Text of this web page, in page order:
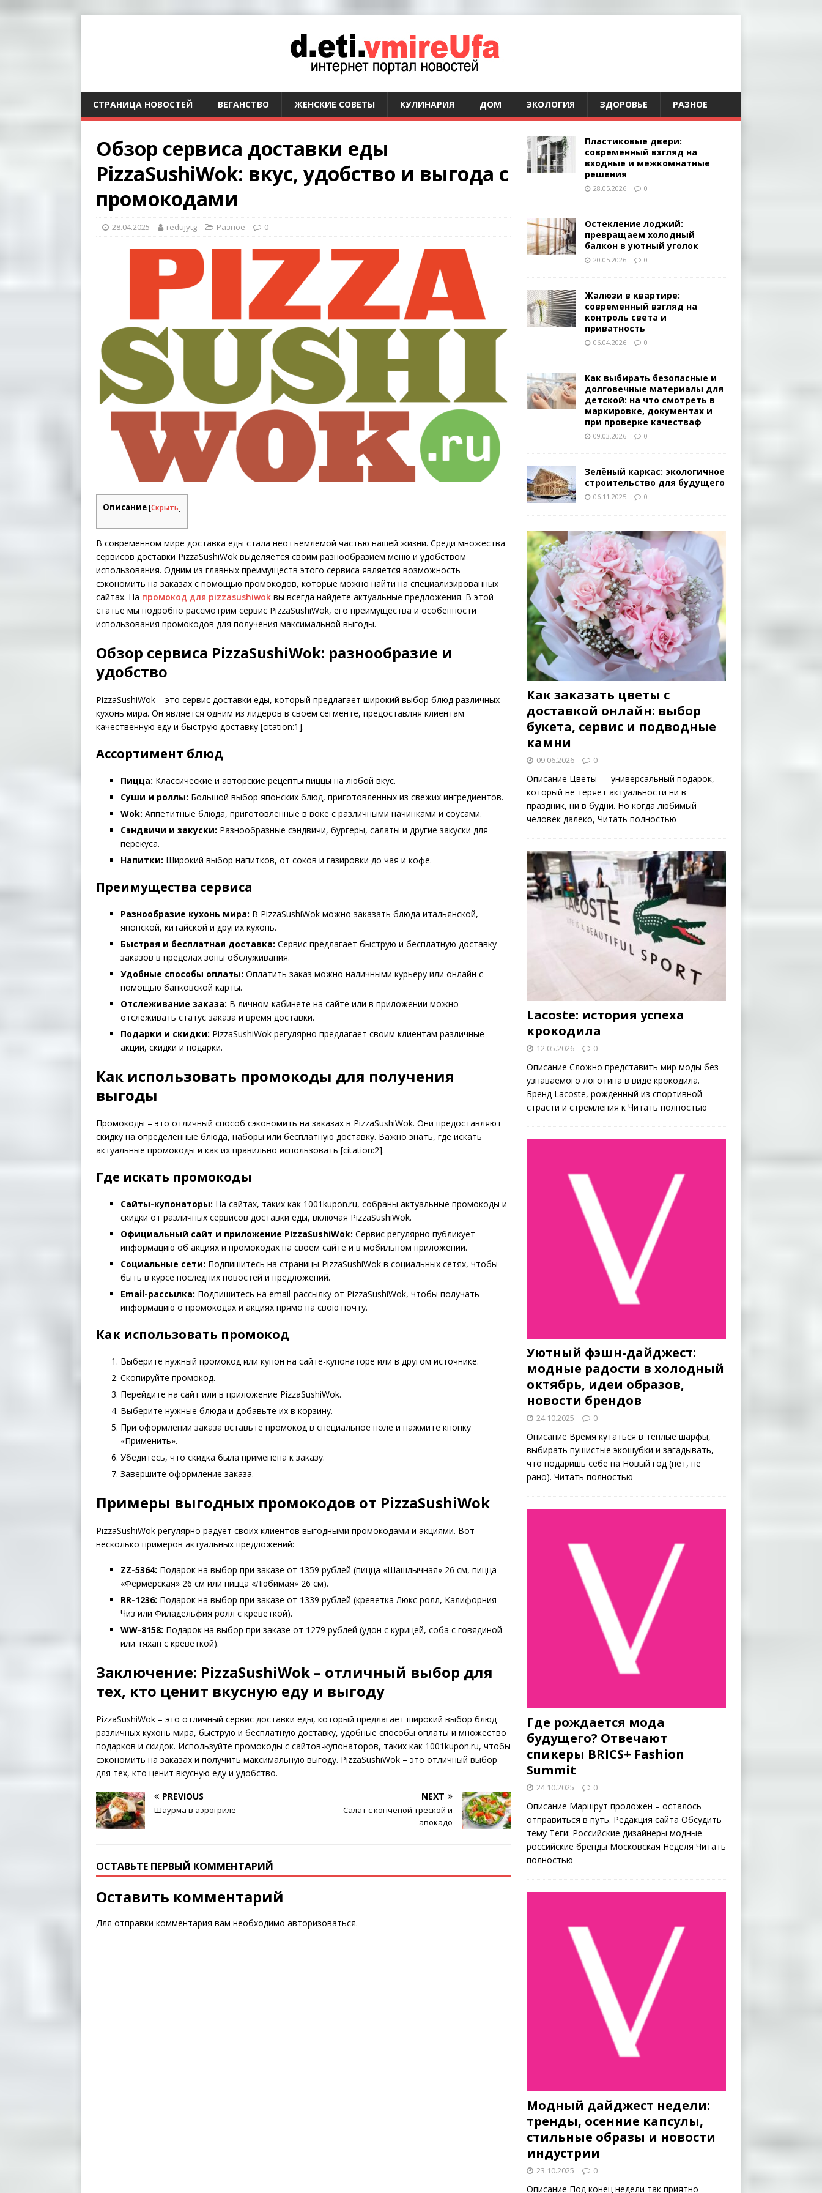
СТРАНИЦА НОВОСТЕЙ ВЕГАНСТВО ЖЕНСКИЕ СОВЕТЫ КУЛИНАРИЯ ДОМ ЭКОЛОГИЯ ЗДОРОВЬЕ РАЗНОЕ
Обзор сервиса доставки еды
PizzaSushiWok: вкус, удобство и выгода с
промокодами
28.04.2025 redujytg Разное 0
Описание [Скрыть]
В современном мире доставка еды стала неотъемлемой частью нашей жизни. Среди множества
сервисов доставки PizzaSushiWok выделяется своим разнообразием меню и удобством
использования. Одним из главных преимуществ этого сервиса является возможность
сэкономить на заказах с помощью промокодов, которые можно найти на специализированных
сайтах. На промокод для pizzasushiwok вы всегда найдете актуальные предложения. В этой
статье мы подробно рассмотрим сервис PizzaSushiWok, его преимущества и особенности
использования промокодов для получения максимальной выгоды.
Обзор сервиса PizzaSushiWok: разнообразие и
удобство
PizzaSushiWok – это сервис доставки еды, который предлагает широкий выбор блюд различных
кухонь мира. Он является одним из лидеров в своем сегменте, предоставляя клиентам
качественную еду и быструю доставку [citation:1].
Ассортимент блюд
Пицца: Классические и авторские рецепты пиццы на любой вкус.
Суши и роллы: Большой выбор японских блюд, приготовленных из свежих ингредиентов.
Wok: Аппетитные блюда, приготовленные в воке с различными начинками и соусами.
Сэндвичи и закуски: Разнообразные сэндвичи, бургеры, салаты и другие закуски для
перекуса.
Напитки: Широкий выбор напитков, от соков и газировки до чая и кофе.
Преимущества сервиса
Разнообразие кухонь мира: В PizzaSushiWok можно заказать блюда итальянской,
японской, китайской и других кухонь.
Быстрая и бесплатная доставка: Сервис предлагает быструю и бесплатную доставку
заказов в пределах зоны обслуживания.
Удобные способы оплаты: Оплатить заказ можно наличными курьеру или онлайн с
помощью банковской карты.
Отслеживание заказа: В личном кабинете на сайте или в приложении можно
отслеживать статус заказа и время доставки.
Подарки и скидки: PizzaSushiWok регулярно предлагает своим клиентам различные
акции, скидки и подарки.
Как использовать промокоды для получения
выгоды
Промокоды – это отличный способ сэкономить на заказах в PizzaSushiWok. Они предоставляют
скидку на определенные блюда, наборы или бесплатную доставку. Важно знать, где искать
актуальные промокоды и как их правильно использовать [citation:2].
Где искать промокоды
Сайты-купонаторы: На сайтах, таких как 1001kupon.ru, собраны актуальные промокоды и
скидки от различных сервисов доставки еды, включая PizzaSushiWok.
Официальный сайт и приложение PizzaSushiWok: Сервис регулярно публикует
информацию об акциях и промокодах на своем сайте и в мобильном приложении.
Социальные сети: Подпишитесь на страницы PizzaSushiWok в социальных сетях, чтобы
быть в курсе последних новостей и предложений.
Email-рассылка: Подпишитесь на email-рассылку от PizzaSushiWok, чтобы получать
информацию о промокодах и акциях прямо на свою почту.
Как использовать промокод
Выберите нужный промокод или купон на сайте-купонаторе или в другом источнике.
Скопируйте промокод.
Перейдите на сайт или в приложение PizzaSushiWok.
Выберите нужные блюда и добавьте их в корзину.
При оформлении заказа вставьте промокод в специальное поле и нажмите кнопку
«Применить».
Убедитесь, что скидка была применена к заказу.
Завершите оформление заказа.
Примеры выгодных промокодов от PizzaSushiWok
PizzaSushiWok регулярно радует своих клиентов выгодными промокодами и акциями. Вот
несколько примеров актуальных предложений:
ZZ-5364: Подарок на выбор при заказе от 1359 рублей (пицца «Шашлычная» 26 см, пицца
«Фермерская» 26 см или пицца «Любимая» 26 см).
RR-1236: Подарок на выбор при заказе от 1339 рублей (креветка Люкс ролл, Калифорния
Чиз или Филадельфия ролл с креветкой).
WW-8158: Подарок на выбор при заказе от 1279 рублей (удон с курицей, соба с говядиной
или тяхан с креветкой).
Заключение: PizzaSushiWok – отличный выбор для
тех, кто ценит вкусную еду и выгоду
PizzaSushiWok – это отличный сервис доставки еды, который предлагает широкий выбор блюд
различных кухонь мира, быструю и бесплатную доставку, удобные способы оплаты и множество
подарков и скидок. Используйте промокоды с сайтов-купонаторов, таких как 1001kupon.ru, чтобы
сэкономить на заказах и получить максимальную выгоду. PizzaSushiWok – это отличный выбор
для тех, кто ценит вкусную еду и удобство.
PREVIOUS
Шаурма в аэрогриле
NEXT
Салат с копченой треской и
авокадо
ОСТАВЬТЕ ПЕРВЫЙ КОММЕНТАРИЙ
Оставить комментарий
Для отправки комментария вам необходимо авторизоваться.
Пластиковые двери:
современный взгляд на
входные и межкомнатные
решения
28.05.2026 0
Остекление лоджий:
превращаем холодный
балкон в уютный уголок
20.05.2026 0
Жалюзи в квартире:
современный взгляд на
контроль света и
приватность
06.04.2026 0
Как выбирать безопасные и
долговечные материалы для
детской: на что смотреть в
маркировке, документах и
при проверке качестваф
09.03.2026 0
Зелёный каркас: экологичное
строительство для будущего
06.11.2025 0
Как заказать цветы с
доставкой онлайн: выбор
букета, сервис и подводные
камни
09.06.2026 0
Описание Цветы — универсальный подарок,
который не теряет актуальности ни в
праздник, ни в будни. Но когда любимый
человек далеко, Читать полностью
Lacoste: история успеха
крокодила
12.05.2026 0
Описание Сложно представить мир моды без
узнаваемого логотипа в виде крокодила.
Бренд Lacoste, рожденный из спортивной
страсти и стремления к Читать полностью
Уютный фэшн-дайджест:
модные радости в холодный
октябрь, идеи образов,
новости брендов
24.10.2025 0
Описание Время кутаться в теплые шарфы,
выбирать пушистые экошубки и загадывать,
что подаришь себе на Новый год (нет, не
рано). Читать полностью
Где рождается мода
будущего? Отвечают
спикеры BRICS+ Fashion
Summit
24.10.2025 0
Описание Маршрут проложен – осталось
отправиться в путь. Редакция сайта Обсудить
тему Теги: Российские дизайнеры модные
российские бренды Московская Неделя Читать
полностью
Модный дайджест недели:
тренды, осенние капсулы,
стильные образы и новости
индустрии
23.10.2025 0
Описание Под конец недели так приятно